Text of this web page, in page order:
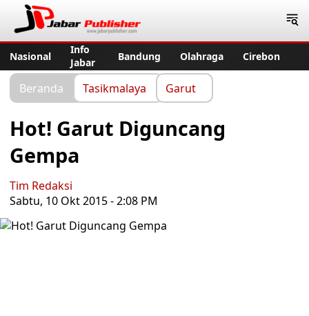
Nasional
Info
Jabar
Bandung Olahraga Cirebon
Beranda Tasikmalaya Garut
Hot! Garut Diguncang
Gempa
Tim Redaksi
Sabtu, 10 Okt 2015 - 2:08 PM